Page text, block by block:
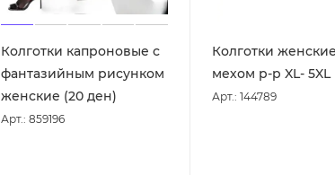
Колготки капроновые с
фантазийным рисунком
женские (20 ден)
Арт.: 859196
Колготки
мехом р-р XL- 5XL
Арт.: 144789